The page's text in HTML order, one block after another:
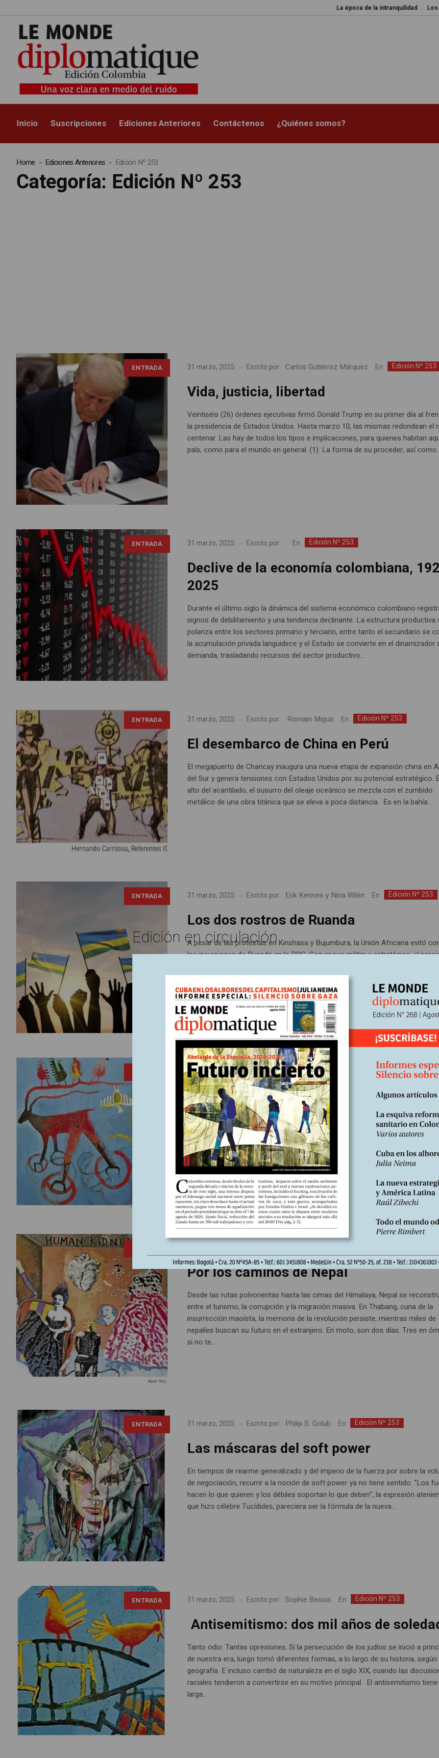
La época de la intranquilidad Los amos del
Inicio Suscripciones Ediciones Anteriores Contáctenos ¿Quiénes somos?
Home Ediciones Anteriores Edición Nº 253
Categoría: Edición Nº 253
ENTRADA 31 marzo, 2025 Escrito por: Carlos Gutiérrez Márquez En Edición Nº 253
Vida, justicia, libertad
Veintiséis (26) órdenes ejecutivas firmó Donald Trump en su primer día al
la presidencia de Estados Unidos. Hasta marzo 10, las mismas redondean el
centenar. Las hay de todos los tipos e implicaciones, para quienes habitan
país, como para el mundo en general. (1). La forma de su proceder, así
ENTRADA 31 marzo, 2025 Escrito por: En Edición Nº 253
Declive de la economía colombiana,
2025
Durante el último siglo la dinámica del sistema económico colombiano
signos de debilitamiento y una tendencia declinante. La estructura productiva
polariza entre los sectores primario y terciario, entre tanto el secundario se
la acumulación privada languidece y el Estado se convierte en el dinamizador
demanda, trasladando recursos del sector productivo...
ENTRADA 31 marzo, 2025 Escrito por: Romain Migus En Edición Nº 253
El desembarco de China en Perú
El megapuerto de Chancay inaugura una nueva etapa de expansión china en
del Sur y genera tensiones con Estados Unidos por su potencial estratégico.
alto del acantilado, el susurro del oleaje oceánico se mezcla con el zumbido
metálico de una obra titánica que se eleva a poca distancia. Es en la bahía...
ENTRADA 31 marzo, 2025 Escrito por: Erik Kennes y Nina Wilén En Edición Nº 253
Los dos rostros de Ruanda
A pesar de las protestas en Kinshasa y Bujumbura, la Unión Africana evitó
las incursiones de Ruanda en la RDC. Con apoyo militar y estratégico, el
regional. A mediados de enero pasado, el Movimiento 23 de marzo (M23),
rebelde apoyado por...
31 marzo, 2025 Escrito por: Lahouari Addi Edición Nº 253
En Argelia, el Ejército sigue
poder
El 22 de febrero de 2019 en Argelia un levantamiento popular –el Hirak–
cimientos del poder. El Ejército le soltó la mano al presidente Abdelaziz
que debió renunciar el 2 de abril de ese año luego de veinte años como jefe
Estado argelino. Pero el Ejército pronto recuperó el dominio sobre...
Por los caminos de Nepal
Desde las rutas polvorientas hasta las cimas del Himalaya, Nepal se
entre el turismo, la corrupción y la migración masiva. En Thabang, cuna de la
insurrección maoísta, la memoria de la revolución persiste, mientras miles de
nepalíes buscan su futuro en el extranjero. En moto, son dos días. Tres en
si no te...
ENTRADA 31 marzo, 2025 Escrito por: Philip S. Golub En Edición Nº 253
Las máscaras del soft power
En tiempos de rearme generalizado y del imperio de la fuerza por sobre la
de negociación, recurrir a la noción de soft power ya no tiene sentido. “Los
hacen lo que quieren y los débiles soportan lo que deben”, la expresión
que hizo célebre Tucídides, pareciera ser la fórmula de la nueva...
ENTRADA 31 marzo, 2025 Escrito por: Sophie Bessis En Edición Nº 253
Antisemitismo: dos mil años de
Tanto odio. Tantas opresiones. Si la persecución de los judíos se inició a
de nuestra era, luego tomó diferentes formas, a lo largo de su historia, según
geografía. E incluso cambió de naturaleza en el siglo XIX, cuando las
raciales tendieron a convertirse en su motivo principal. El antisemitismo
larga...
Edición en circulación